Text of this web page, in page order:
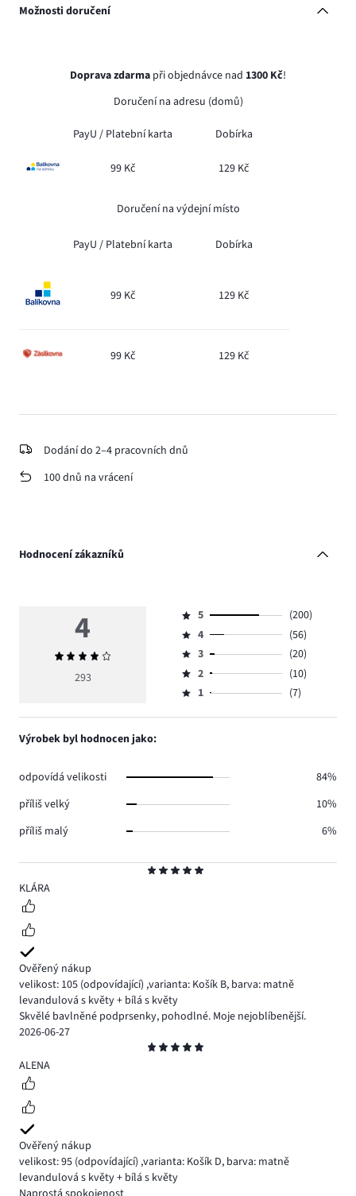
Možnosti doručení
Doprava zdarma při objednávce nad 1300 Kč!
Doručení na adresu (domů)
PayU / Platební karta Dobírka
99 Kč 129 Kč
Doručení na výdejní místo
PayU / Platební karta Dobírka
99 Kč 129 Kč
99 Kč 129 Kč
Dodání do 2–4 pracovních dnů
100 dnů na vrácení
Hodnocení zákazníků
5
KLÁRA
Ověřený nákup
velikost: 105 (odpovídající) ,varianta: Košík B, barva: matně
levandulová s květy + bílá s květy
Skvělé bavlněné podprsenky, pohodlné. Moje nejoblíbenější.
2026-06-27
5
ALENA
Ověřený nákup
velikost: 95 (odpovídající) ,varianta: Košík D, barva: matně
levandulová s květy + bílá s květy
4
Průměrné
hodnocení
293
Hodnocení
5,
počet
hlasů
200.
5
(200)
Hodnocení
4,
počet
hlasů
4
(56)
Hodnocení
3,
počet
3
(20)
Hodnocení
2,
2
(10)
Hodnocení
1,
1 (7)
Výrobek byl hodnocen jako:
odpovídá velikosti
84%
příliš velký
10%
příliš malý
6%